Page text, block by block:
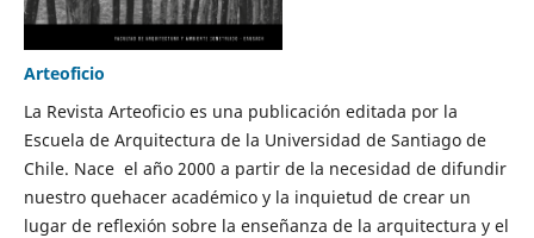
Arteoficio
La Revista Arteoficio es una publicación editada por la
Escuela de Arquitectura de la Universidad de Santiago de
Chile. Nace el año 2000 a partir de la necesidad de difundir
nuestro quehacer académico y la inquietud de crear un
lugar de reflexión sobre la enseñanza de la arquitectura y el